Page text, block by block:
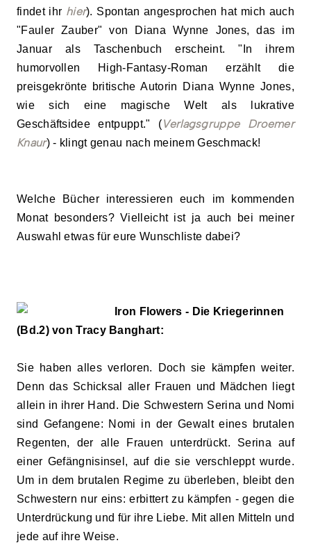
findet ihr hier). Spontan angesprochen hat mich auch
"Fauler Zauber" von Diana Wynne Jones, das im
Januar al s Taschenbuch erscheint. " In ihrem
humorvollen High-Fantasy-Roman erzählt die
preisgekrönte britische Autorin Diana Wynne Jones,
wie sich eine magische Welt als lukrative
Geschäftsidee entpuppt." (Verlagsgruppe Droemer
Knaur)- klingt genau nach meinem Geschmack!
Welche Bücher interessieren euch im kommenden
Monat besonders? Vielleicht ist ja auch bei meiner
Auswahl etwas für eure Wunschliste dabei?
Iron Flowers - Die Kriegerinnen
(Bd.2) von Tracy Banghart:
Sie haben alles verloren. Doch sie kämpfen weiter.
Denn das Schicksal aller Frauen und Mädchen liegt
allein in ihrer Hand. Die Schwestern Serina und Nomi
sind Gefangene: Nomi in der Gewalt eines brutalen
Regenten, der alle Frauen unterdrückt. Serina auf
einer Gefängnisinsel, auf die sie verschleppt wurde.
Um in dem brutalen Regime zu überleben, bleibt den
Schwestern nur eins: erbittert zu kämpfen -gegen die
Unterdrückung und für ihre Liebe. Mit allen Mitteln und
jede auf ihre Weise.